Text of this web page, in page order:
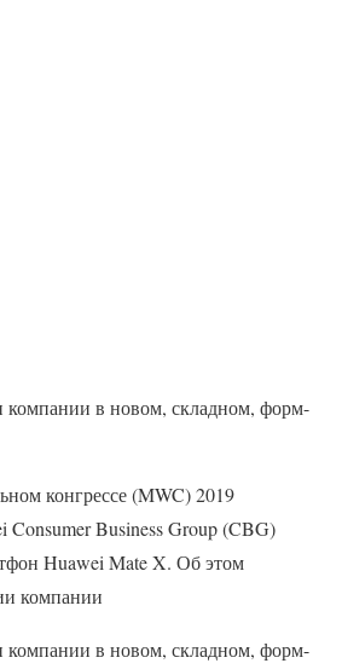
компании в новом, складном, форм-
конгрессе (MWC) 2019
Consumer Business Group (CBG)
Huawei Mate X. Об этом
компании
компании в новом, складном, форм-